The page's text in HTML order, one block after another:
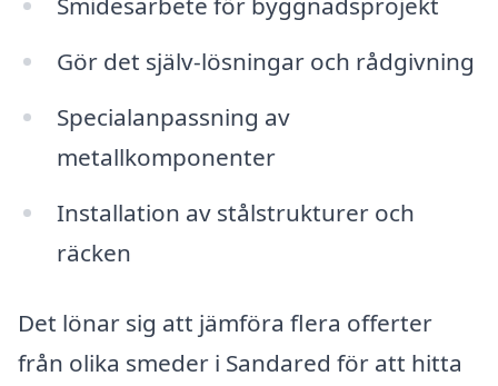
Gör det själv-lösningar och rådgivning
Specialanpassning av
metallkomponenter
Installation av stålstrukturer och
räcken
Det lönar sig att jämföra flera offerter
från olika smeder i Sandared för att hitta